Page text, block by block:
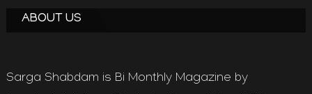
ABOUT US
Sarga Shabdam is Bi Monthly Magazine by